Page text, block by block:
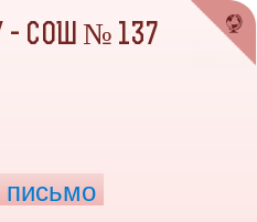
- СОШ № 137
письмо